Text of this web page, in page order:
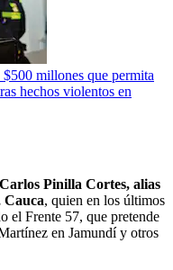
millones que permita
hechos violentos en
Pinilla Cortes, alias
, quien en los últimos
el Frente 57, que pretende
en Jamundí y otros